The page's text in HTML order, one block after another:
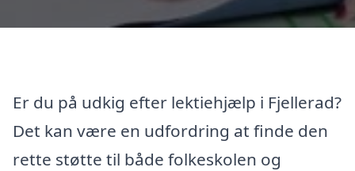
Er du på udkig efter lektiehjælp i Fjellerad?
Det kan være en udfordring at finde den
rette støtte til både folkeskolen og